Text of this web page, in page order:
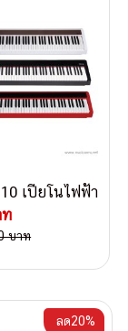
เปียโนไฟฟ้า
ท
บาท
ลด20%